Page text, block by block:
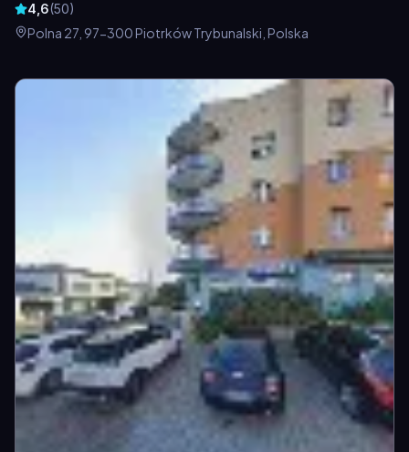
4,6(50)
Polna 27, 97-300 Piotrków Trybunalski, Polska